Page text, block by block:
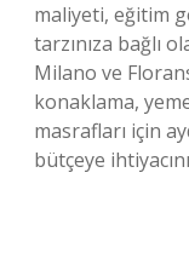
maliyeti, eğitim
tarzınıza bağlı
Milano ve
konaklama,
masrafları için
bütçeye